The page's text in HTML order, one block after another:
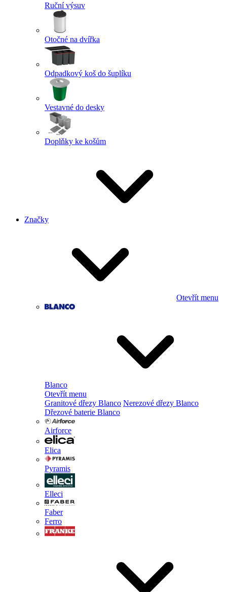
Ruční výsuv
Otočné na dvířka
Odpadkový koš do šuplíku
Vestavné do desky
Doplňky ke košům
Značky
Otevřít menu
Blanco
Otevřít menu
Granitové dřezy Blanco Nerezové dřezy Blanco
Dřezové baterie Blanco
Airforce
Elica
Pyramis
Elleci
Faber
Ferro